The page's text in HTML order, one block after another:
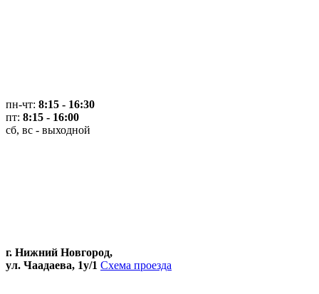
пн-чт: 8:15 - 16:30
пт: 8:15 - 16:00
сб, вс - выходной
г. Нижний Новгород,
ул. Чаадаева, 1у/1 Схема проезда